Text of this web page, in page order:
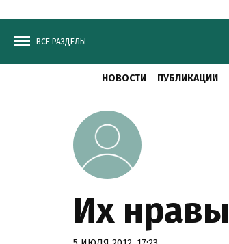
ВСЕ РАЗДЕЛЫ
НОВОСТИ ПУБЛИКАЦИИ
Их нравы